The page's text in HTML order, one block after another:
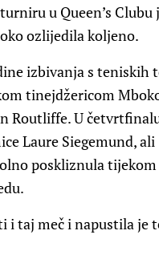
u Queen’s
ozlijedila koljeno.
izbivanja s teniskih
tinejdžericom
Routliffe. U
Laure Siegemund,
poskliznula
i taj meč i napustila je